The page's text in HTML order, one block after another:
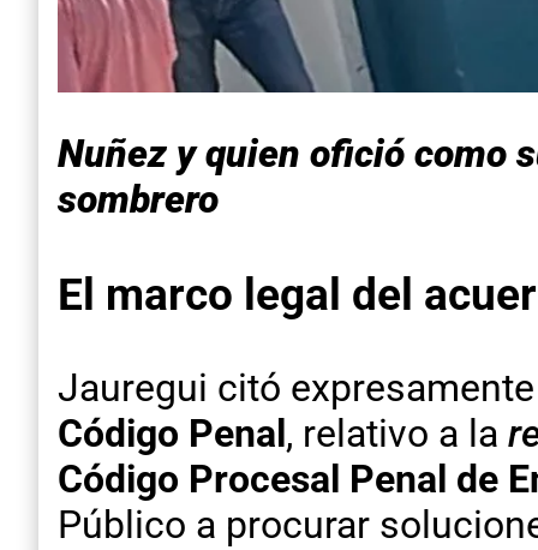
Nuñez y quien ofició como
sombrero
El marco legal del
Jauregui citó
Código Penal, relativo a la
Código Procesal Penal de
Público a procurar